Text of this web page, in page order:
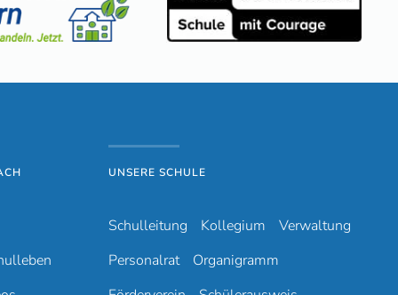
UNSERE SCHULE
Schulleitung Kollegium
Verwaltung
Personalrat
Organigramm